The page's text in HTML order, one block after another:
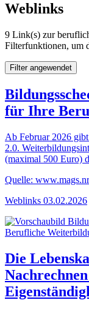
Weblinks
9 Link(s) zur
Filterfunktionen, um
Filter angewendet
für Ihre
Ab Februar 2026
2.0.
(maximal 500 Euro)
Quelle:
Weblinks 03.02.2026
Die